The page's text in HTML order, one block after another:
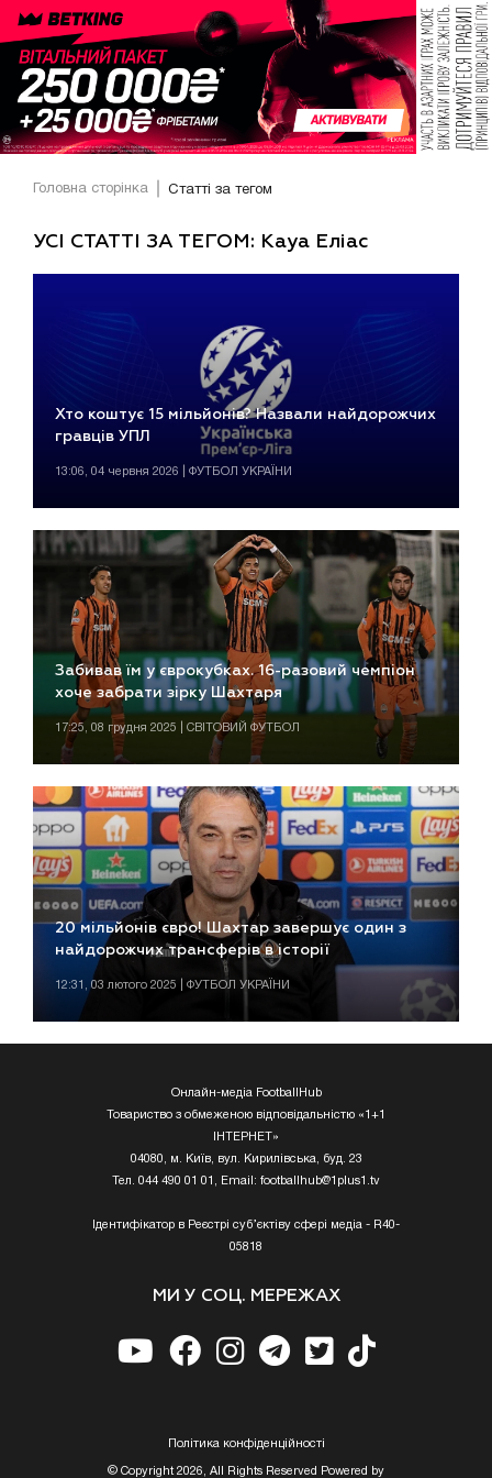
Головна сторінка Статті за тегом
УСІ СТАТТІ ЗА ТЕГОМ: Кауа Еліас
Хто коштує 15 мільйонів? Назвали найдорожчих
гравців УПЛ
13:06, 04 червня 2026 | ФУТБОЛ УКРАЇНИ
Забивав їм у єврокубках. 16-разовий чемпіон
хоче забрати зірку Шахтаря
17:25, 08 грудня 2025 | СВІТОВИЙ ФУТБОЛ
20 мільйонів євро! Шахтар завершує один з
найдорожчих трансферів в історії
12:31, 03 лютого 2025 | ФУТБОЛ УКРАЇНИ
Онлайн-медіа FootballHub
Товариство з обмеженою відповідальністю «1+1
ІНТЕРНЕТ»
04080, м. Київ, вул. Кирилівська, буд. 23
Тел. 044 490 01 01, Email: footballhub@1plus1.tv
Ідентифікатор в Реєстрі суб’єктіву сфері медіа - R40-
05818
МИ У СОЦ. МЕРЕЖАХ
Полiтика конфiденцiйностi
© Copyright 2026, All Rights Reserved Powered by